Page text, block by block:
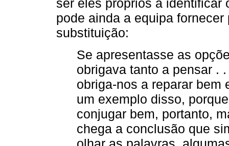
ser eles próprios a
pode ainda a equipa
substituição:
Se apresentasse as
obrigava tanto a pensar .
obriga-nos a reparar bem
um exemplo disso,
conjugar bem, portanto,
chega a conclusão que